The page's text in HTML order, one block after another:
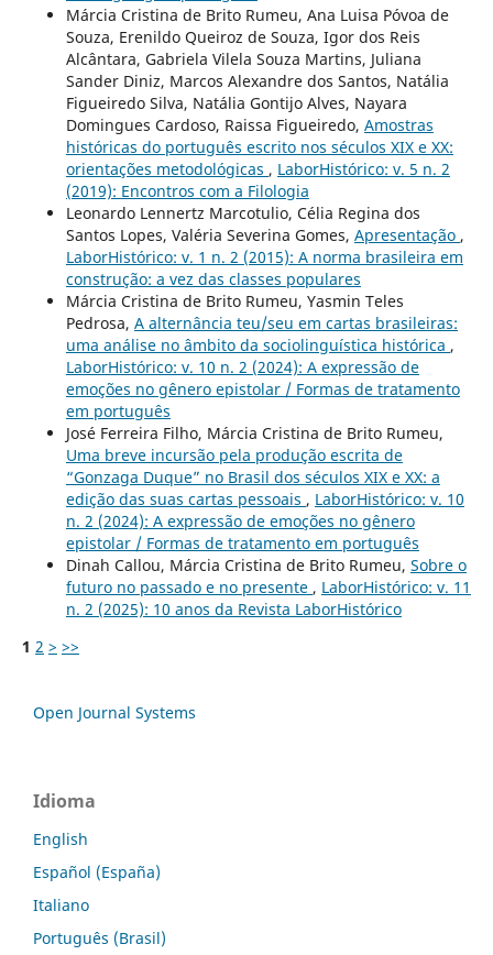
Márcia Cristina de Brito Rumeu, Ana Luisa Póvoa de
Souza, Erenildo Queiroz de Souza, Igor dos Reis
Alcântara, Gabriela Vilela Souza Martins, Juliana
Sander Diniz, Marcos Alexandre dos Santos, Natália
Figueiredo Silva, Natália Gontijo Alves, Nayara
Domingues Cardoso, Raissa Figueiredo, Amostras
históricas do português escrito nos séculos XIX e XX:
orientações metodológicas , LaborHistórico: v. 5 n. 2
(2019): Encontros com a Filologia
Leonardo Lennertz Marcotulio, Célia Regina dos
Santos Lopes, Valéria Severina Gomes, Apresentação ,
LaborHistórico: v. 1 n. 2 (2015): A norma brasileira em
construção: a vez das classes populares
Márcia Cristina de Brito Rumeu, Yasmin Teles
Pedrosa, A alternância teu/seu em cartas brasileiras:
uma análise no âmbito da sociolinguística histórica ,
LaborHistórico: v. 10 n. 2 (2024): A expressão de
emoções no gênero epistolar / Formas de tratamento
em português
José Ferreira Filho, Márcia Cristina de Brito Rumeu,
Uma breve incursão pela produção escrita de
“Gonzaga Duque” no Brasil dos séculos XIX e XX: a
edição das suas cartas pessoais , LaborHistórico: v. 10
n. 2 (2024): A expressão de emoções no gênero
epistolar / Formas de tratamento em português
Dinah Callou, Márcia Cristina de Brito Rumeu, Sobre o
futuro no passado e no presente , LaborHistórico: v. 11
n. 2 (2025): 10 anos da Revista LaborHistórico
1 2 > >>
Open Journal Systems
Idioma
English
Español (España)
Italiano
Português (Brasil)